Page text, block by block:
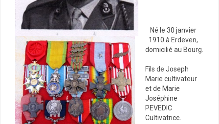
Né le 30 janvier
1910 à Erdeven,
domicilié au Bourg.
Fils de Joseph
Marie cultivateur
et de Marie
Joséphine
PEVEDIC
Cultivatrice.